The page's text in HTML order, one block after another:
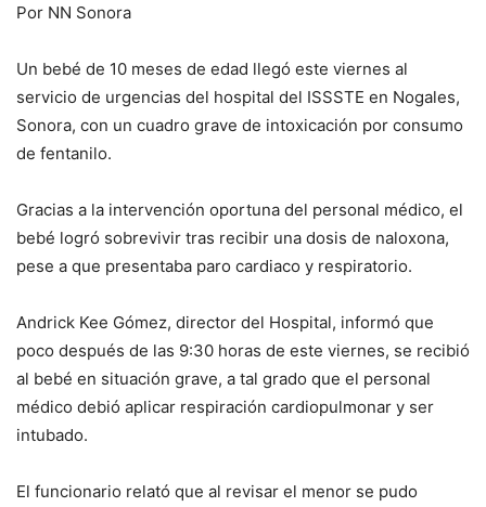
Por NN Sonora
Un bebé de 10 meses de edad llegó este viernes al
servicio de urgencias del hospital del ISSSTE en Nogales,
Sonora, con un cuadro grave de intoxicación por consumo
de fentanilo.
Gracias a la intervención oportuna del personal médico, el
bebé logró sobrevivir tras recibir una dosis de naloxona,
pese a que presentaba paro cardiaco y respiratorio.
Andrick Kee Gómez, director del Hospital, informó que
poco después de las 9:30 horas de este viernes, se recibió
al bebé en situación grave, a tal grado que el personal
médico debió aplicar respiración cardiopulmonar y ser
intubado.
El funcionario relató que al revisar el menor se pudo